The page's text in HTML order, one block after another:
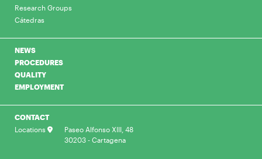
Research Groups
Cátedras
NEWS
PROCEDURES
QUALITY
EMPLOYMENT
CONTACT
Locations
Paseo Alfonso XIII, 48
30203 - Cartagena